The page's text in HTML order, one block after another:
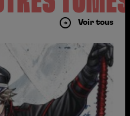
Voir tous